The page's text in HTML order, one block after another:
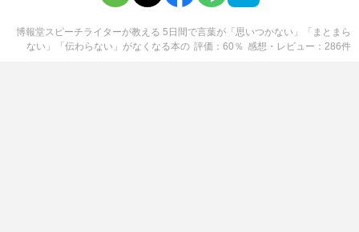
博報堂スピーチライターが教える 5日間で言葉が「思いつかない」「まとまら
ない」「伝わらない」がなくなる本の 評価 60 ％ 感想・レビュー 286件